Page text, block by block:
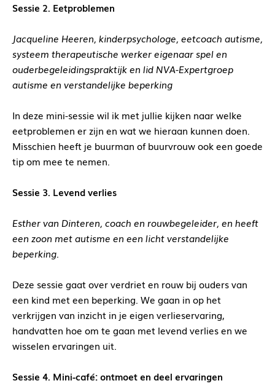
Sessie 2. Eetproblemen
Jacqueline Heeren, kinderpsychologe, eetcoach autisme,
systeem therapeutische werker eigenaarspel en
ouderbegeleidingspraktijk en lid NVA-Expertgroep
autisme en verstandelijke beperking
In deze mini-sessie wil ik met jullie kijken naar welke
eetproblemen er zijn en wat we hieraan kunnen doen.
Misschien heeft je buurman of buurvrouw ook een goede
tip om mee te nemen.
Sessie 3. Levend verlies
Esther van Dinteren, coach en rouwbegeleider, en heeft
een zoon met autisme en een licht verstandelijke
beperking.
Deze sessie gaat over verdriet en rouw bij ouders van
een kind met een beperking. We gaan in op het
verkrijgen van inzicht in je eigen verlieservaring,
handvatten hoe om te gaan met levend verlies en we
wisselen ervaringen uit.
Sessie 4. Mini-café: ontmoet en deel ervaringen